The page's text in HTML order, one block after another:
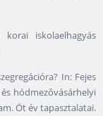
iskolaelhagyás
In: Fejes
és hódmezővásárhelyi
Öt év tapasztalatai.